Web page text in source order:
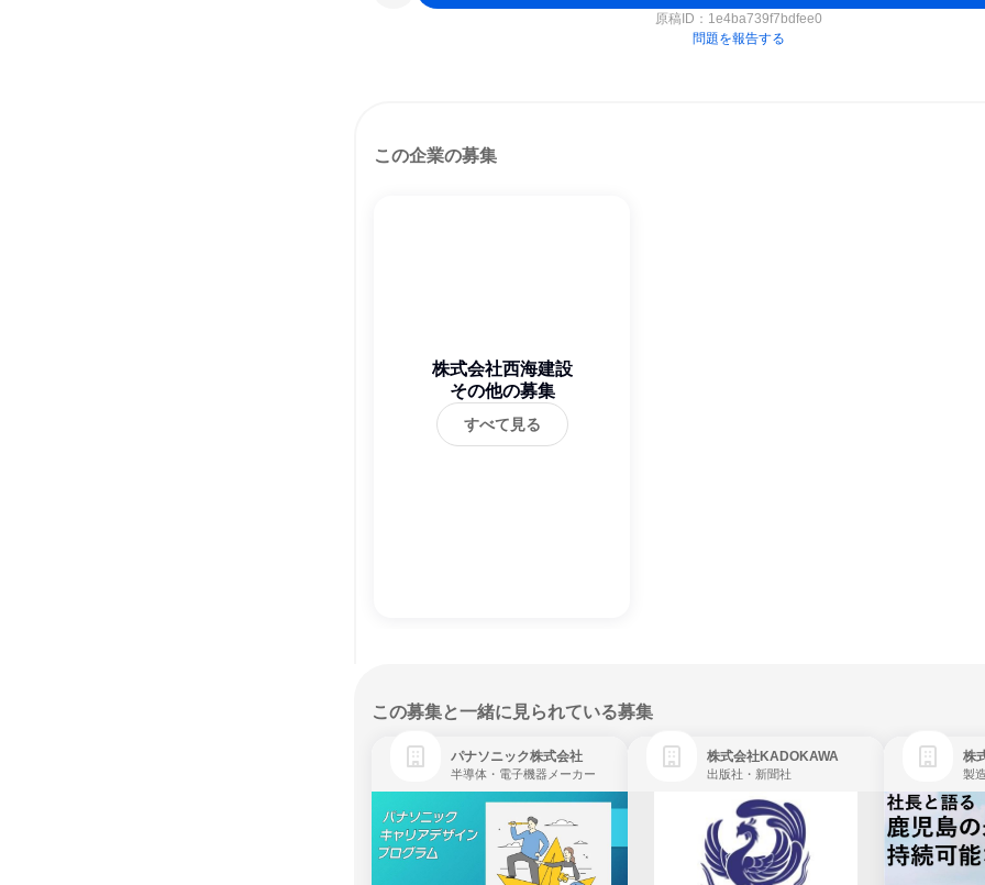
原稿ID： 1e4ba739f7bdfee0
問題を報告する
この企業の募集
株式会社西海建設
その他の募集
すべて見る
この募集と一緒に見られている募集
パナソニック株式会社
半導体・電子機器メーカー
株式会社KADOKAWA
出版社・新聞社
株
製